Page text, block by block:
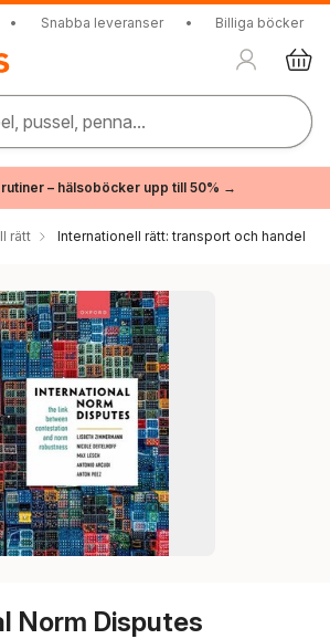
• Snabba leveranser • Billiga böcker
pussel, penna...
rutiner – hälsoböcker upp till 50% →
rätt Internationell rätt: transport och handel
Norm Disputes